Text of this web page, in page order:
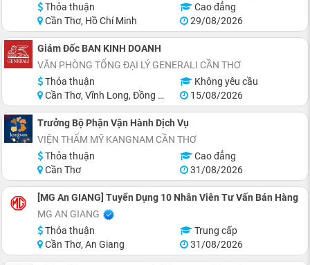
Thỏa thuận
Cao đẳng
Cần Thơ, Hồ Chí Minh
29/08/2026
Giám Đốc BAN KINH DOANH
VĂN PHÒNG TỔNG ĐẠI LÝ GENERALI CẦN THƠ
Thỏa thuận
Không yêu cầu
Cần Thơ, Vĩnh Long, Đồng Tháp, Hậu Giang, Sóc Trăng, Trà Vinh
15/08/2026
Trưởng Bộ Phận Vận Hành Dịch Vụ
VIỆN THẨM MỸ KANGNAM CẦN THƠ
Thỏa thuận
Cao đẳng
Cần Thơ
31/08/2026
[MG An GIANG] Tuyển Dụng 10 Nhân Viên Tư Vấn Bán Hàng
MG AN GIANG
Thỏa thuận
Trung cấp
Cần Thơ, An Giang
31/08/2026